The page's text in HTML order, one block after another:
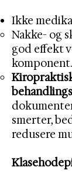
Ikke
Nakke- og
god effekt
komponent.
smerter,
redusere